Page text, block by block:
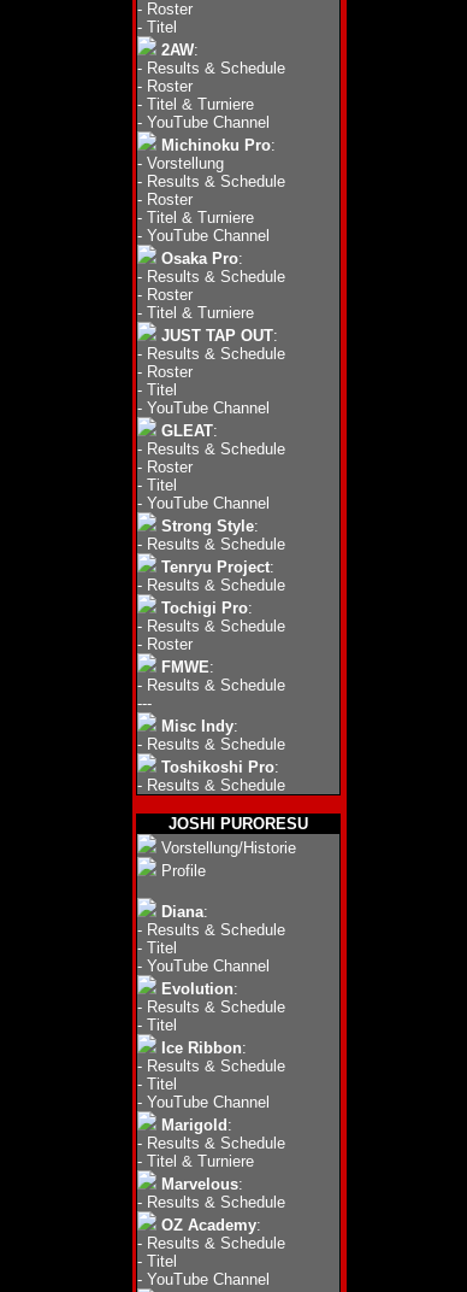
- Roster
- Titel
2AW:
- Results & Schedule
- Roster
- Titel & Turniere
- YouTube Channel
Michinoku Pro:
- Vorstellung
- Results & Schedule
- Roster
- Titel & Turniere
- YouTube Channel
Osaka Pro:
- Results & Schedule
- Roster
- Titel & Turniere
JUST TAP OUT:
- Results & Schedule
- Roster
- Titel
- YouTube Channel
GLEAT:
- Results & Schedule
- Roster
- Titel
- YouTube Channel
Strong Style:
- Results & Schedule
Tenryu Project:
- Results & Schedule
Tochigi Pro:
- Results & Schedule
- Roster
FMWE:
- Results & Schedule
---
Misc Indy:
- Results & Schedule
Toshikoshi Pro:
- Results & Schedule
JOSHI PURORESU
Vorstellung/Historie
Profile
Diana:
- Results & Schedule
- Titel
- YouTube Channel
Evolution:
- Results & Schedule
- Titel
Ice Ribbon:
- Results & Schedule
- Titel
- YouTube Channel
Marigold :
- Results & Schedule
- Titel & Turniere
Marvelous:
- Results & Schedule
OZ Academy:
- Results & Schedule
- Titel
- YouTube Channel